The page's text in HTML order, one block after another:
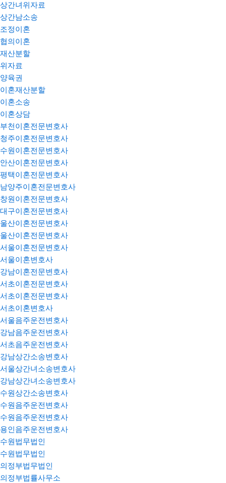
상간녀위자료
상간남소송
조정이혼
협의이혼
재산분할
위자료
양육권
이혼재산분할
이혼소송
이혼상담
부천이혼전문변호사
청주이혼전문변호사
수원이혼전문변호사
안산이혼전문변호사
평택이혼전문변호사
남양주이혼전문변호사
창원이혼전문변호사
대구이혼전문변호사
울산이혼전문변호사
울산이혼전문변호사
서울이혼전문변호사
서울이혼변호사
강남이혼전문변호사
서초이혼전문변호사
서초이혼전문변호사
서초이혼변호사
서울음주운전변호사
강남음주운전변호사
서초음주운전변호사
강남상간소송변호사
서울상간녀소송변호사
강남상간녀소송변호사
수원상간소송변호사
수원음주운전변호사
수원음주운전변호사
용인음주운전변호사
수원법무법인
수원법무법인
의정부법무법인
의정부법률사무소